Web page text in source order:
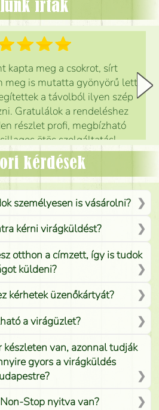
írták
kapta meg a csokrot, sírt
meg is mutatta gyönyörű lett.
a távolból ilyen szép
Gratulálok a rendeléshez
részlet profi, megbízható
ötös szolgáltatás!
Mónika
kérdések
személyesen is vásárolni?
kérni virágküldést?
otthon a címzett, így is tudok
küldeni?
kérhetek üzenőkártyát?
a virágüzlet?
van, azonnal tudják
gyors a virágküldés
Stop nyitva van?